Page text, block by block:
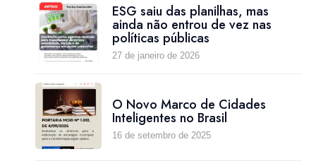
ESG saiu das planilhas, mas
ainda não entrou de vez nas
políticas públicas
27 de janeiro de 2026
O Novo Marco de Cidades
Inteligentes no Brasil
16 de setembro de 2025